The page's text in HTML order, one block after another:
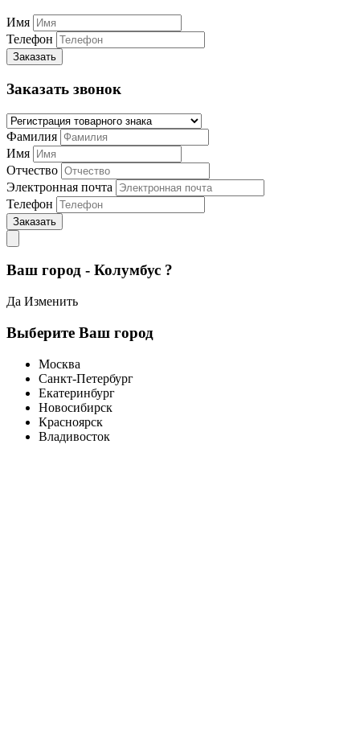
Имя
Телефон
Заказать
Заказать звонок
Фамилия
Имя
Отчество
Электронная почта
Телефон
Заказать
Ваш город - Колумбус ?
Да Изменить
Выберите Ваш город
Москва
Санкт-Петербург
Екатеринбург
Новосибирск
Красноярск
Владивосток